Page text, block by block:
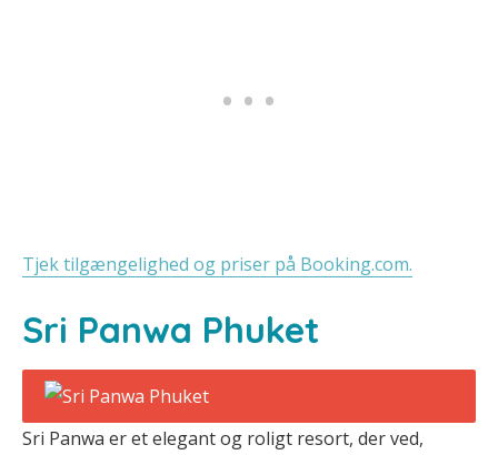
Tjek tilgængelighed og priser på Booking.com.
Sri Panwa Phuket
Sri Panwa er et elegant og roligt resort, der ved,